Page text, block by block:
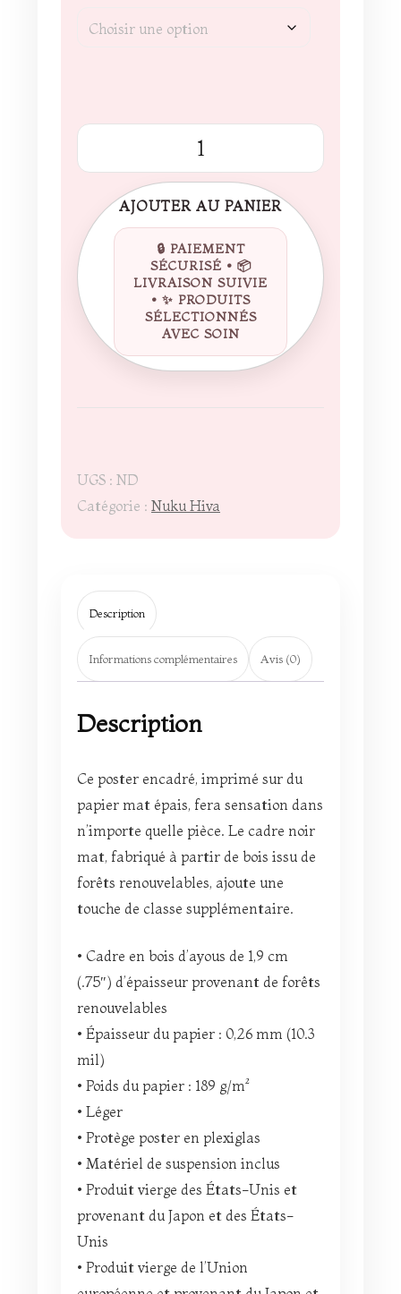
quantité
de
encadré
«
Évasion
à
Nuku
Hiva
AJOUTER AU PANIER
UGS : ND
Catégorie : Nuku Hiva
Description
Informations complémentaires Avis (0)
Description
Ce poster encadré, imprimé sur du
papier mat épais, fera sensation dans
n’importe quelle pièce. Le cadre noir
mat, fabriqué à partir de bois issu de
forêts renouvelables, ajoute une
touche de classe supplémentaire.
• Cadre en bois d’ayous de 1,9 cm
(.75″) d’épaisseur provenant de forêts
renouvelables
• Épaisseur du papier : 0,26 mm (10.3
mil)
• Poids du papier : 189 g/m²
• Léger
• Protège poster en plexiglas
• Matériel de suspension inclus
• Produit vierge des États-Unis et
provenant du Japon et des États-
Unis
• Produit vierge de l’Union